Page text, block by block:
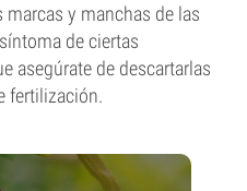
marcas y manchas de las
de ciertas
asegúrate de descartarlas
fertilización.